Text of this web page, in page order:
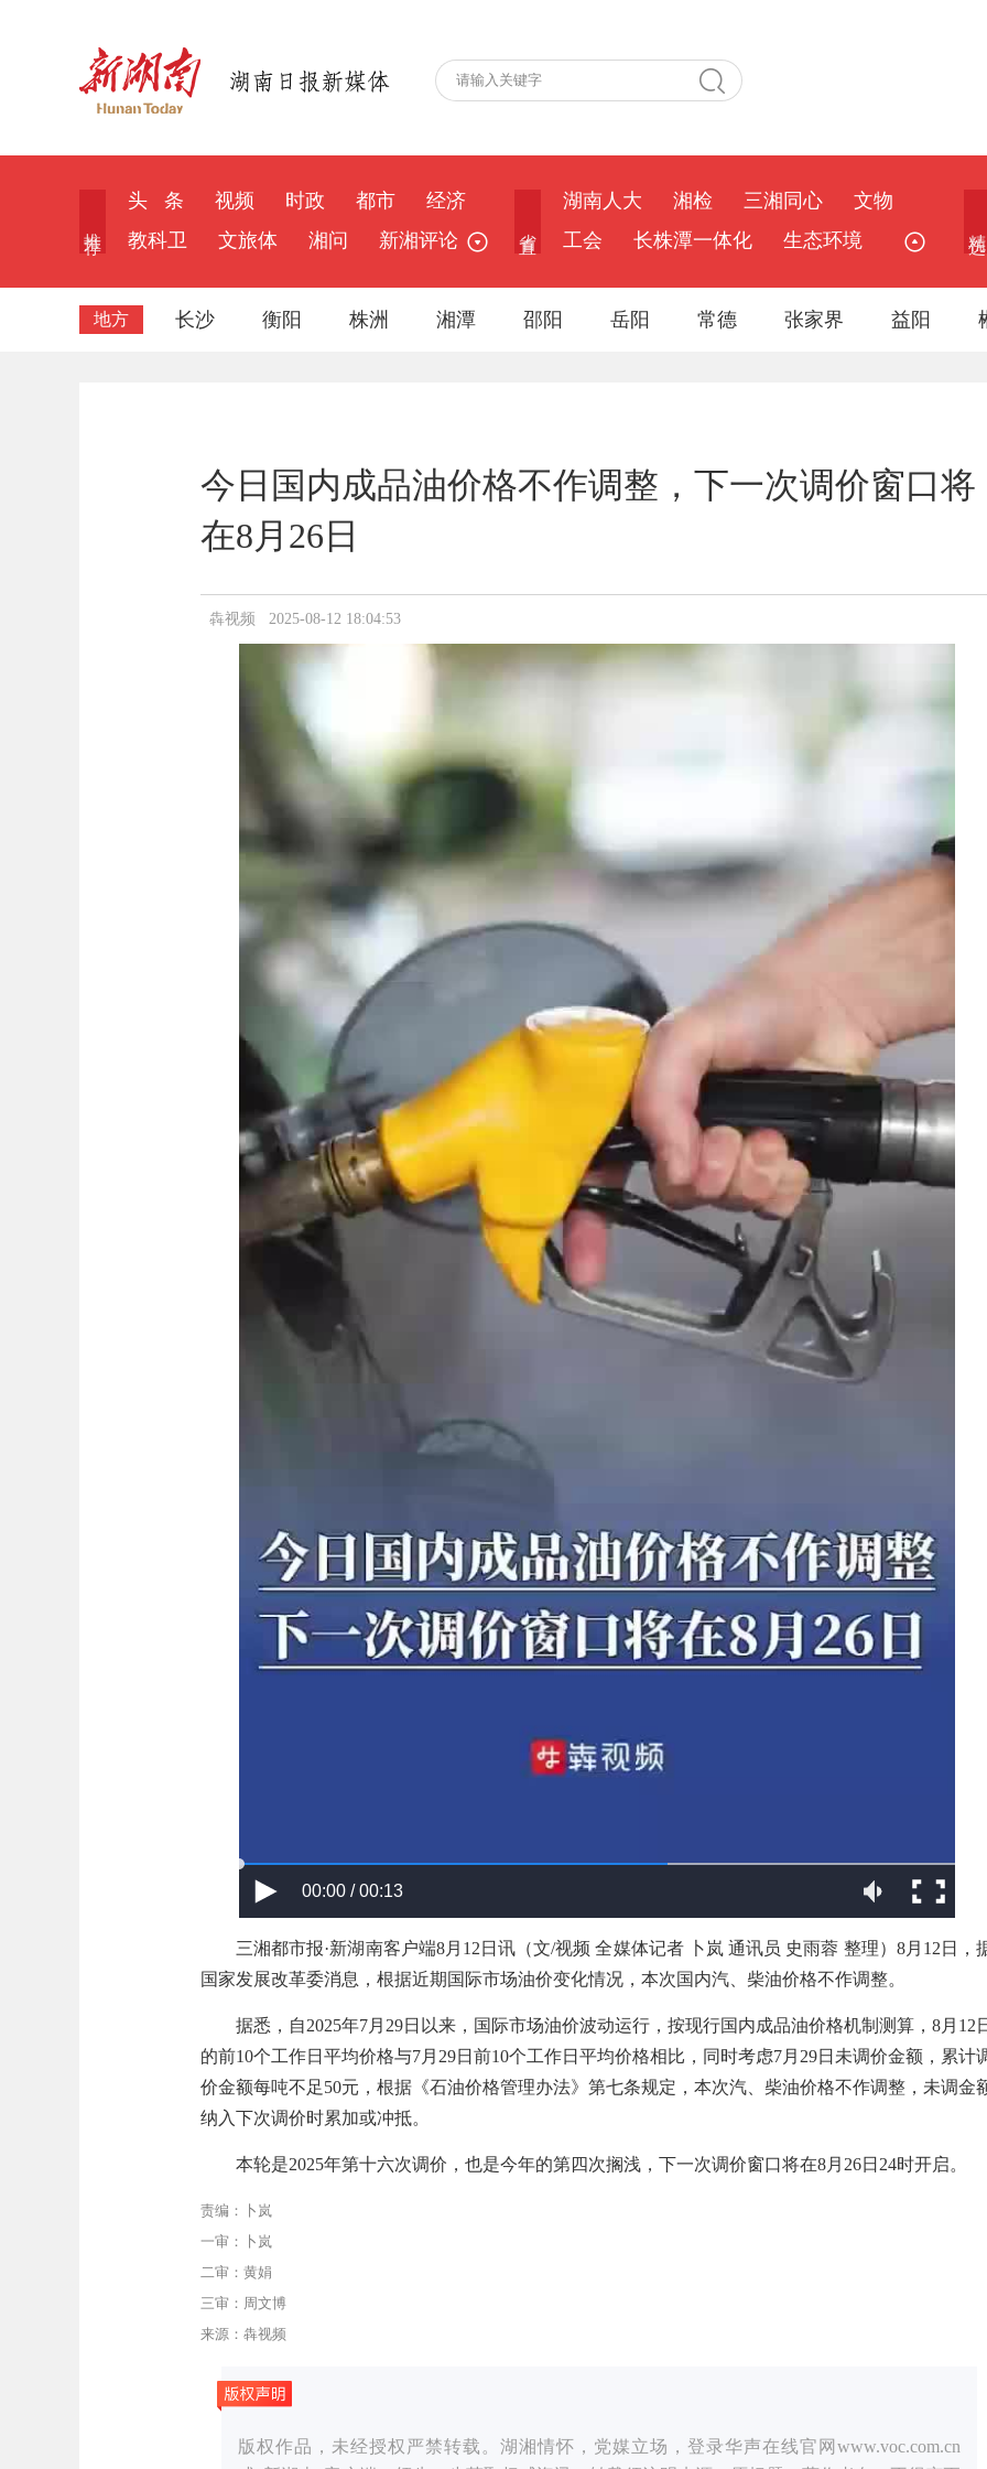
头 条 视频 时政 都市
经济
教科卫
文旅体 湘问 新湘评论
湖南人大 湘检 三湘同心
文物
工会
长株潭一体化 生态环境
地方 长沙 衡阳 株洲 湘潭 邵阳 岳阳 常德 张家界 益阳
今日国内成品油价格不作调整，下一次调价窗口将
在8月26日
犇视频 2025-08-12 18:04:53
00:00 / 00:13
三湘都市报·新湖南客户端8月12日讯（文/视频 全媒体记者 卜岚 通讯员 史雨蓉 整理）8月12日，
国家发展改革委消息，根据近期国际市场油价变化情况，本次国内汽、柴油价格不作调整。
据悉，自2025年7月29日以来，国际市场油价波动运行，按现行国内成品油价格机制测算，8月12
的前10个工作日平均价格与7月29日前10个工作日平均价格相比，同时考虑7月29日未调价金额，累计
价金额每吨不足50元，根据《石油价格管理办法》第七条规定，本次汽、柴油价格不作调整，未调金
纳入下次调价时累加或冲抵。
本轮是2025年第十六次调价，也是今年的第四次搁浅，下一次调价窗口将在8月26日24时开启。
责编：卜岚
一审：卜岚
二审：黄娟
三审：周文博
来源：犇视频
版权作品，未经授权严禁转载。湖湘情怀，党媒立场，登录华声在线官网www.voc.com.cn